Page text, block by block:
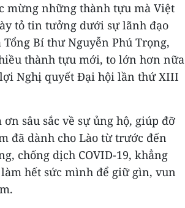
mừng những thành tựu mà Việt
tỏ tin tưởng dưới sự lãnh đạo
Bí thư Nguyễn Phú Trọng,
thành tựu mới, to lớn hơn nữa
Nghị quyết Đại hội lần thứ XIII
sâu sắc về sự ủng hộ, giúp đỡ
đã dành cho Lào từ trước đến
chống dịch COVID-19, khẳng
hết sức mình để giữ gìn, vun